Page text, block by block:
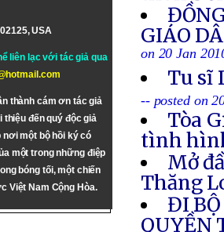
USA
liên lạc với tác giả qua
thành cám ơn tác giả
đến quý độc giả
nơi một bộ hồi ký có
một trong những điệp
bóng tối, một chiến
Việt Nam Cộng Hòa.
GIÁO
on 20 Jan
Tu sĩ
-- posted on
Tòa
tình
Mở
Thăng
ĐI
QUYỀN